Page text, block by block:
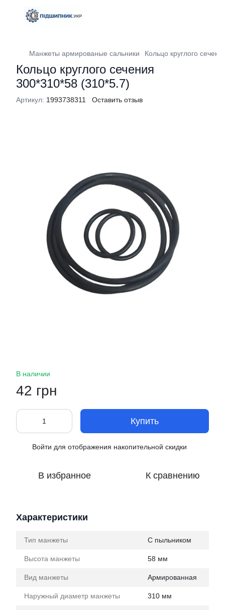
Манжеты армированые сальники Кольцо круглого
Кольцо круглого сечения
300*310*58 (310*5.7)
Артикул: 1993738311 Оставить отзыв
В наличии
42 грн
Купить
Войти для отображения накопительной скидки
В избранное К сравнению
Характеристики
Тип манжеты С пыльником
Высота манжеты 58 мм
Вид манжеты Армированная
Наружный диаметр манжеты 310 мм